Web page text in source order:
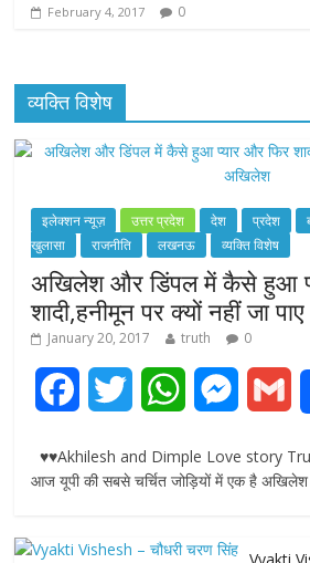
February 4, 2017 0
व्यक्ति विशेष
इलेक्शन न्यूज़ उत्तर प्रदेश देश प्रदेश
खुलासा
राजनीति लखनऊ व्यक्ति विशेष
अखिलेश और डिंपल में कैसे हुआ
शादी,हनीमून पर क्यों नहीं जा
January 20, 2017 truth 0
c
i
W
a
M
s
a
♥♥Akhilesh and Dimple Love story
आज यूपी की सबसे चर्चित जोड़ियों में एक है